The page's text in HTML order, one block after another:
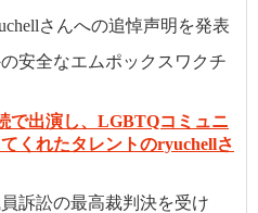
さんへの追悼声明を発表
安全なエムポックスワクチ
で出演し、LGBTQコミュニ
くれたタレントのryuchellさ
訴訟の最高裁判決を受け